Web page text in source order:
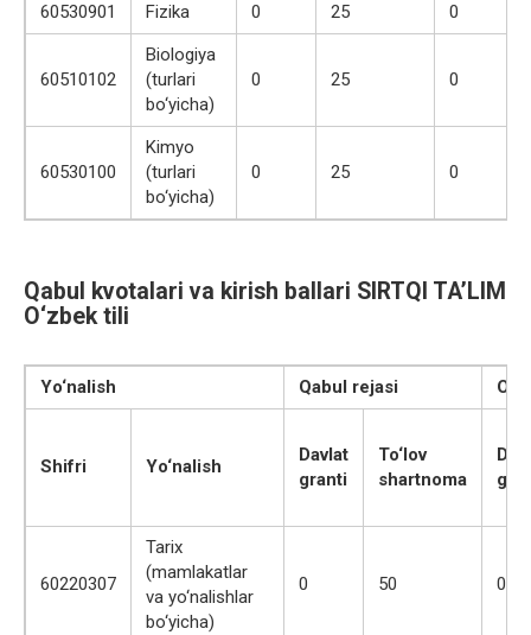
60530901 Fizika 0 25 0
60510102
Biologiya
(turlari
bo‘yicha)
0 25 0
60530100
Kimyo
(turlari
bo‘yicha)
0 25 0
Qabul kvotalari va kirish ballari SIRTQI TA’LIM
O‘zbek tili
Yo‘nalish Qabul rejasi
Shifri Yo‘nalish
Davlat
granti
To‘lov
shartnoma
60220307
Tarix
(mamlakatlar
va yo‘nalishlar
bo‘yicha)
0 50 0